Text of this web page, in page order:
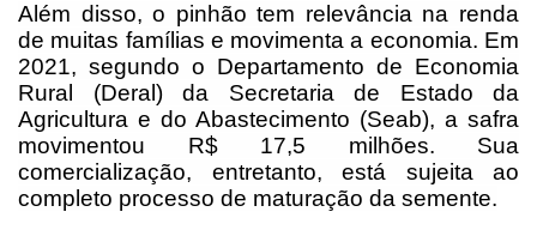
Além disso, o pinhão tem relevância na renda
de muitas famílias e movimenta a economia. Em
2021, segundo o Departamento de Economia
Rural (Deral) da Secretaria de Estado da
Agricultura e do Abastecimento (Seab), a safra
movimentou R$ 17,5 milhões. Sua
comercialização, entretanto, está sujeita ao
completo processo de maturação da semente.